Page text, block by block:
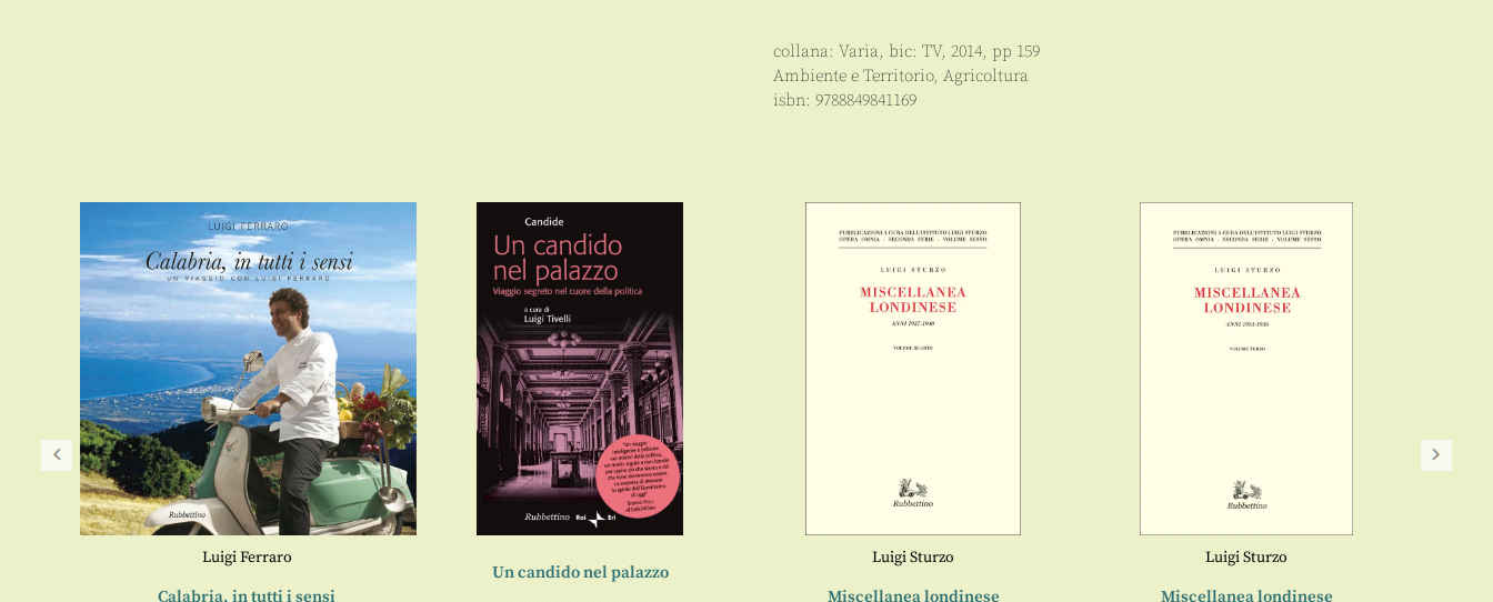
collana: Varia, bic: TV, 2014, pp 159
Ambiente e Territorio, Agricoltura
isbn: 9788849841169
Luigi Ferraro
Calabria, in tutti i sensi
Un candido nel palazzo
Luigi Sturzo
Miscellanea londinese
Luigi Sturzo
Miscellanea londinese